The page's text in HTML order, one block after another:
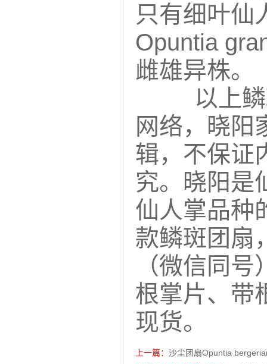
只有细叶仙
Opuntia
雌雄异株。
以上
网络，晓阳
辑，不保证
究。晓阳是
仙人掌品种
款鳞斑团扇
（微信同
根掌片、带
现货。
上一篇： 沙尘团扇Opuntia